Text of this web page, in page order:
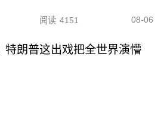
阅读 4151 08-06
特朗普这出戏把全世界演懵